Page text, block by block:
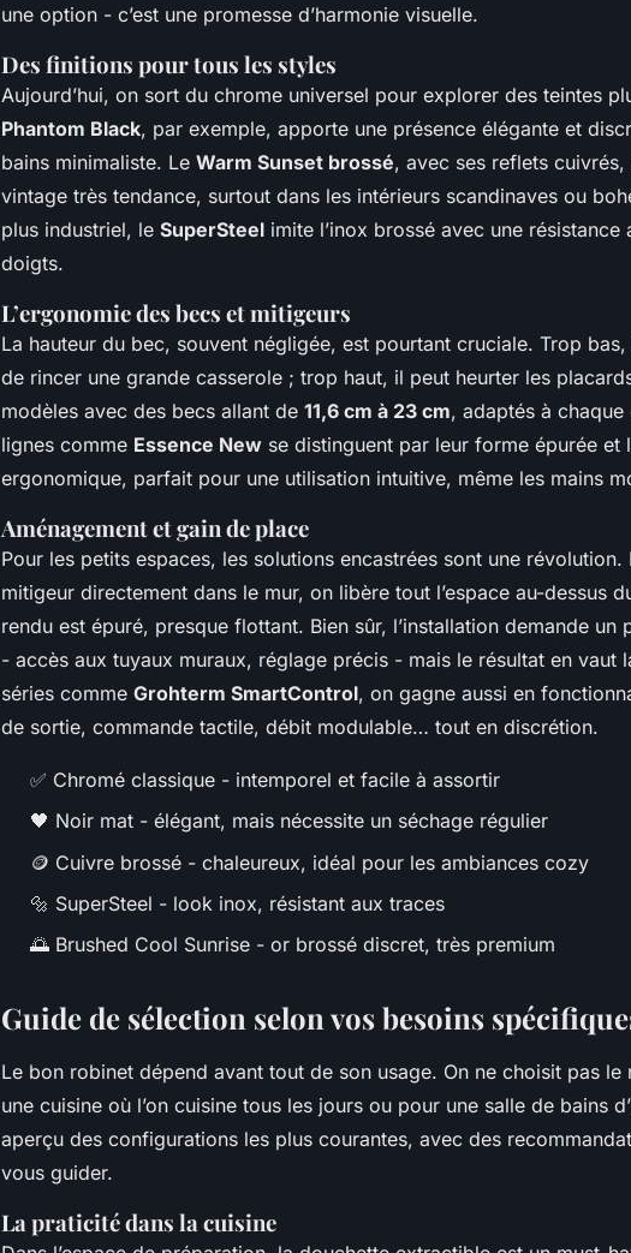
une option - c’est une promesse d’harmonie visuelle.
Des finitions pour tous les styles
Aujourd’hui, on sort du chrome universel pour explorer des teintes
Phantom Black, par exemple, apporte une présence élégante et
bains minimaliste. Le Warm Sunset brossé, avec ses reflets
vintage très tendance, surtout dans les intérieurs scandinaves ou
plus industriel, le SuperSteel imite l’inox brossé avec une
doigts.
L’ergonomie des becs et mitigeurs
La hauteur du bec, souvent négligée, est pourtant cruciale. Trop
de rincer une grande casserole ; trop haut, il peut heurter les
modèles avec des becs allant de 11,6 cm à 23 cm, adaptés à
lignes comme Essence New se distinguent par leur forme épurée et
ergonomique, parfait pour une utilisation intuitive, même les mains
Aménagement et gain de place
Pour les petits espaces, les solutions encastrées sont une révolution.
mitigeur directement dans le mur, on libère tout l’espace au-dessus
rendu est épuré, presque flottant. Bien sûr, l’installation demande un
- accès aux tuyaux muraux, réglage précis - mais le résultat en vaut
séries comme Grohterm SmartControl, on gagne aussi en
de sortie, commande tactile, débit modulable… tout en discrétion.
✅ Chromé classique - intemporel et facile à assortir
🖤 Noir mat - élégant, mais nécessite un séchage régulier
🪙 Cuivre brossé - chaleureux, idéal pour les ambiances cozy
🔩 SuperSteel - look inox, résistant aux traces
🌅 Brushed Cool Sunrise - or brossé discret, très premium
Guide de sélection selon vos besoins
Le bon robinet dépend avant tout de son usage. On ne choisit pas le
une cuisine où l’on cuisine tous les jours ou pour une salle de bains
aperçu des configurations les plus courantes, avec des
vous guider.
La praticité dans la cuisine